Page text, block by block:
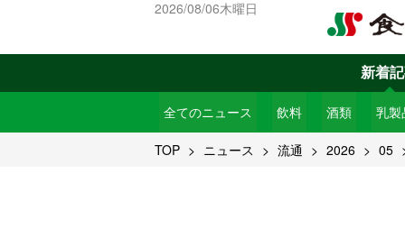
2026/08/06木曜日
新着
全てのニュース 飲料 酒類 乳製
TOP ニュース 流通 2026 05